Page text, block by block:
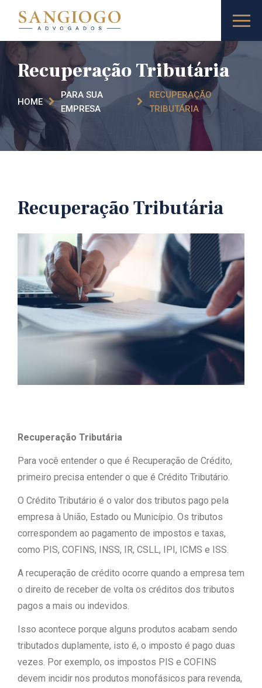
Recuperação Tributária
HOME
PARA SUA
EMPRESA
RECUPERAÇÃO
TRIBUTÁRIA
Recuperação Tributária
Recuperação Tributária
Para você entender o que é Recuperação de Crédito,
primeiro precisa entender o que é Crédito Tributário.
O Crédito Tributário é o valor dos tributos pago pela
empresa à União, Estado ou Município. Os tributos
correspondem ao pagamento de impostos e taxas,
como PIS, COFINS, INSS, IR, CSLL, IPI, ICMS e ISS.
A recuperação de crédito ocorre quando a empresa tem
o direito de receber de volta os créditos dos tributos
pagos a mais ou indevidos.
Isso acontece porque alguns produtos acabam sendo
tributados duplamente, isto é, o imposto é pago duas
vezes. Por exemplo, os impostos PIS e COFINS
devem incidir nos produtos monofásicos para revenda,